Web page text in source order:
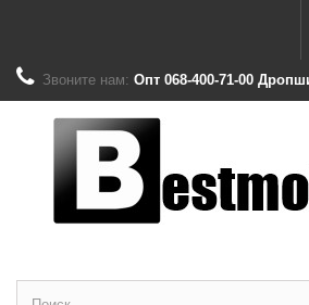
Звоните нам: Опт 068-400-71-00